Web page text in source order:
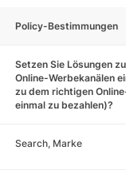
Policy-Bestimmungen
Setzen Sie Lösungen
Online-Werbekanälen
zu dem richtigen
einmal zu bezahlen)?
Search, Marke